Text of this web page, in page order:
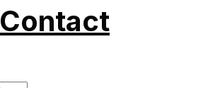
Contact